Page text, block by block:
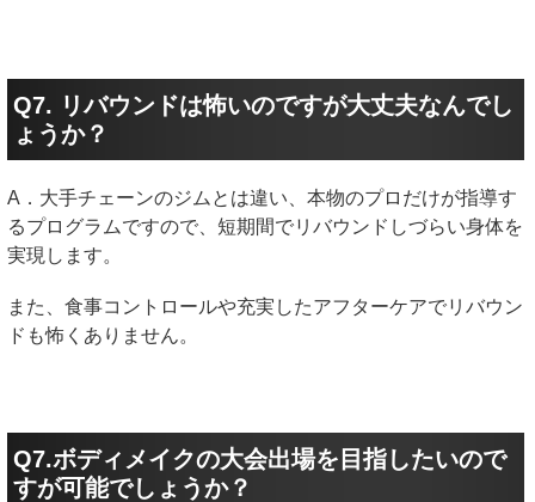
Q7. リバウンドは怖いのですが大丈夫なんでし
ょうか？
A．大手チェーンのジムとは違い、本物のプロだけが指導す
るプログラムですので、短期間でリバウンドしづらい身体を
実現します。
また、食事コントロールや充実したアフターケアでリバウン
ドも怖くありません。
Q7.ボディメイクの大会出場を目指したいので
すが可能でしょうか？